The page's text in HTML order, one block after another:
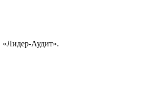
Аудит».